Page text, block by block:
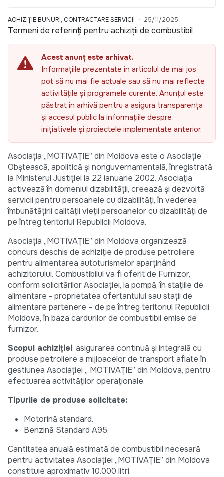
ACHIZIȚIE BUNURI, CONTRACTARE SERVICII 25/11/2025
Termeni de referință pentru achiziții de combustibil
Acest anunț este arhivat.
Informațiile prezentate în articolul de mai jos
pot să nu mai fie actuale sau să nu mai reflecte
activitățile și programele curente. Anunțul este
păstrat în arhivă pentru a asigura transparența
și accesul public la informațiile despre
inițiativele și proiectele implementate anterior.
Asociaţia „MOTIVAŢIE” din Moldova este o Asociaţie
Obştească, apolitică și nonguvernamentală, înregistrată
la Ministerul Justiției la 22 ianuarie 2002. Asociația
activează în domeniul dizabilităţii, creează şi dezvoltă
servicii pentru persoanele cu dizabilități, în vederea
îmbunătățirii calității vieții persoanelor cu dizabilități de
pe întreg teritoriul Republicii Moldova.
Asociația „MOTIVAȚIE” din Moldova organizează
concurs deschis de achiziție de produse petroliere
pentru alimentarea autoturismelor aparținând
achizitorului. Combustibilul va fi oferit de Furnizor,
conform solicitărilor Asociației, la pompă, în stațiile de
alimentare - proprietatea ofertantului sau stații de
alimentare partenere – de pe întreg teritoriul Republicii
Moldova, în baza cardurilor de combustibil emise de
furnizor.
Scopul achiziției: asigurarea continuă și integrală cu
produse petroliere a mijloacelor de transport aflate în
gestiunea Asociației „ MOTIVAȚIE” din Moldova, pentru
efectuarea activităților operaționale.
Tipurile de produse solicitate:
Motorină standard.
Benzină Standard A95.
Cantitatea anuală estimată de combustibil necesară
pentru activitatea Asociației „MOTIVAȚIE” din Moldova
constituie aproximativ 10.000 litri.